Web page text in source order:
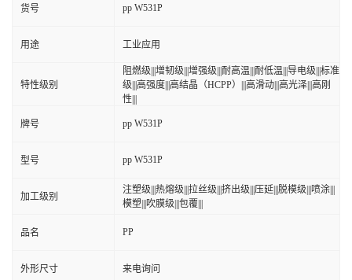
货号 pp W531P
用途 工业应用
特性级别
阻燃级|||增韧级|||增强级|||耐高温|||耐低温|||导电级|||标准
级|||高强度|||高结晶（HCPP）|||高滑动|||高光泽|||高刚
性|||
牌号 pp W531P
型号 pp W531P
加工级别
注塑级|||热熔级|||拉丝级|||挤出级|||压延|||脱模级|||喷涂|||
模塑|||吹膜级|||包覆|||
品名 PP
外形尺寸 来电询问